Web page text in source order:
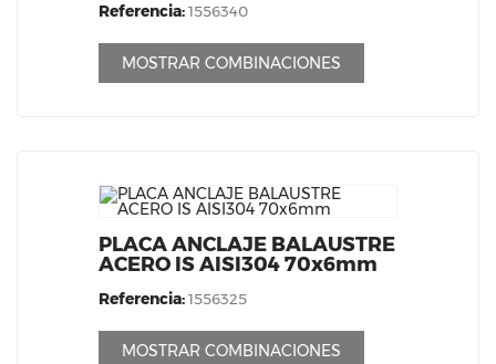
Referencia:1556340
MOSTRAR COMBINACIONES
PLACA ANCLAJE BALAUSTRE
ACERO IS AISI304 70x6mm
Referencia:1556325
MOSTRAR COMBINACIONES